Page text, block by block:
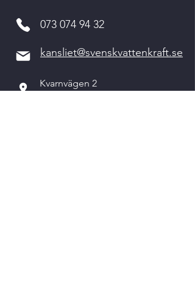
073 074 94 32
kansliet@svenskvattenkraft.se
Kvarnvägen 2